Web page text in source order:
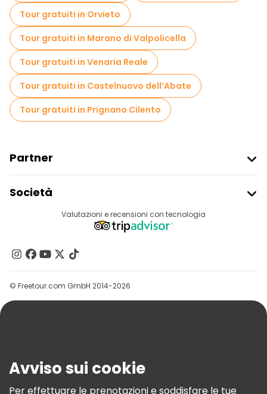
Gite giornaliere gratuite a Napoli
Passeggiate notturne gratuite a Napoli
Tour in bicicletta a Napoli
Tour gastronomici a Napoli
Tour gratuiti in Orvieto
Tour gratuiti in Marano di Valpolicella
Tour gratuiti in Venaria Reale
Tour gratuiti in Castelnuovo dell’Abate
Tour gratuiti in Prignano Cilento
Partner
Accesso Del Fornitore
Programma Di Affiliazione
Società
Destinazioni
Contattaci
Gruppi
Aiuto
Termini E Condizioni
Informativa Sui Cookie
Valutazioni e recensioni con tecnologia
© Freetour.com GmbH 2014-2026
Avviso sui cookie
Per effettuare le prenotazioni e soddisfare le tue